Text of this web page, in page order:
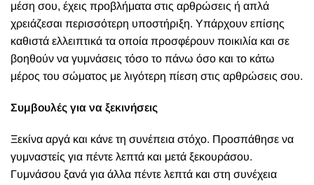
μέση σου, έχεις προβλήματα στις αρθρώσεις ή απλά
χρειάζεσαι περισσότερη υποστήριξη. Υπάρχουν επίσης
καθιστά ελλειπτικά τα οποία προσφέρουν ποικιλία και σε
βοηθούν να γυμνάσεις τόσο το πάνω όσο και το κάτω
μέρος του σώματος με λιγότερη πίεση στις αρθρώσεις σου.
Συμβουλές για να ξεκινήσεις
Ξεκίνα αργά και κάνε τη συνέπεια στόχο. Προσπάθησε να
γυμναστείς για πέντε λεπτά και μετά ξεκουράσου.
Γυμνάσου ξανά για άλλα πέντε λεπτά και στη συνέχεια